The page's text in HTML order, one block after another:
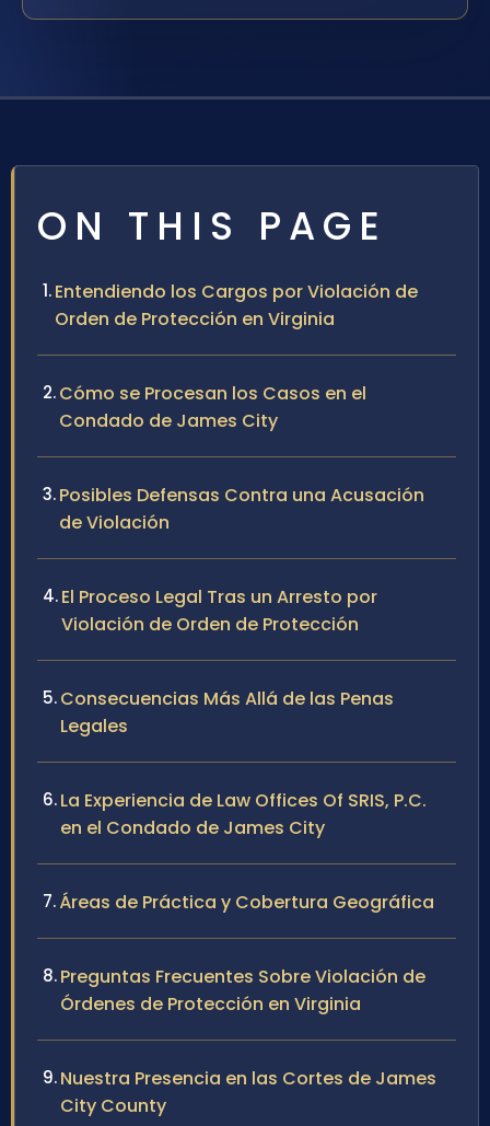
ON THIS PAGE
Entendiendo los Cargos por Violación de
Orden de Protección en Virginia
Cómo se Procesan los Casos en el
Condado de James City
Posibles Defensas Contra una Acusación
de Violación
El Proceso Legal Tras un Arresto por
Violación de Orden de Protección
Consecuencias Más Allá de las Penas
Legales
La Experiencia de Law Offices Of SRIS, P.C.
en el Condado de James City
Áreas de Práctica y Cobertura Geográfica
Preguntas Frecuentes Sobre Violación de
Órdenes de Protección en Virginia
Nuestra Presencia en las Cortes de James
City County